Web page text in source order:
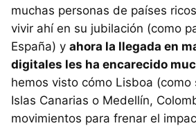
muchas personas de países
vivir ahí en su jubilación (como
España) y ahora la llegada en
digitales les ha encarecido
hemos visto cómo Lisboa (como
Islas Canarias o Medellín,
movimientos para frenar el